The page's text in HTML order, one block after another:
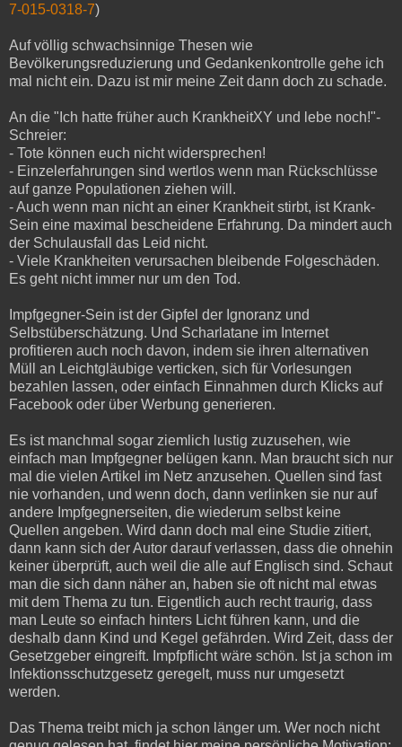
7-015-0318-7)
Auf völlig schwachsinnige Thesen wie
Bevölkerungsreduzierung und Gedankenkontrolle gehe ich
mal nicht ein. Dazu ist mir meine Zeit dann doch zu schade.
An die "Ich hatte früher auch KrankheitXY und lebe noch!"-
Schreier:
- Tote können euch nicht widersprechen!
- Einzelerfahrungen sind wertlos wenn man Rückschlüsse
auf ganze Populationen ziehen will.
- Auch wenn man nicht an einer Krankheit stirbt, ist Krank-
Sein eine maximal bescheidene Erfahrung. Da mindert auch
der Schulausfall das Leid nicht.
- Viele Krankheiten verursachen bleibende Folgeschäden.
Es geht nicht immer nur um den Tod.
Impfgegner-Sein ist der Gipfel der Ignoranz und
Selbstüberschätzung. Und Scharlatane im Internet
profitieren auch noch davon, indem sie ihren alternativen
Müll an Leichtgläubige verticken, sich für Vorlesungen
bezahlen lassen, oder einfach Einnahmen durch Klicks auf
Facebook oder über Werbung generieren.
Es ist manchmal sogar ziemlich lustig zuzusehen, wie
einfach man Impfgegner belügen kann. Man braucht sich nur
mal die vielen Artikel im Netz anzusehen. Quellen sind fast
nie vorhanden, und wenn doch, dann verlinken sie nur auf
andere Impfgegnerseiten, die wiederum selbst keine
Quellen angeben. Wird dann doch mal eine Studie zitiert,
dann kann sich der Autor darauf verlassen, dass die ohnehin
keiner überprüft, auch weil die alle auf Englisch sind. Schaut
man die sich dann näher an, haben sie oft nicht mal etwas
mit dem Thema zu tun. Eigentlich auch recht traurig, dass
man Leute so einfach hinters Licht führen kann, und die
deshalb dann Kind und Kegel gefährden. Wird Zeit, dass der
Gesetzgeber eingreift. Impfpflicht wäre schön. Ist ja schon im
Infektionsschutzgesetz geregelt, muss nur umgesetzt
werden.
Das Thema treibt mich ja schon länger um. Wer noch nicht